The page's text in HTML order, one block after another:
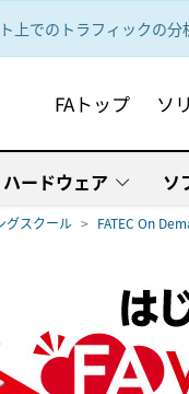
上でのトラフィックの
FAトップ ソ
ハードウェア ソ
グスクール FATEC On